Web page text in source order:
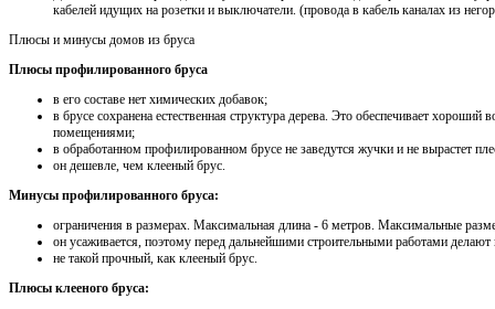
кабелей идущих на розетки и выключатели. (провода в кабель каналах из
Плюсы и минусы домов из бруса
Плюсы профилированного бруса
в его составе нет химических добавок;
в брусе сохранена естественная структура дерева. Это обеспечивает
помещениями;
в обработанном профилированном брусе не заведутся жучки и не вырастет
он дешевле, чем клееный брус.
Минусы профилированного бруса:
ограничения в размерах. Максимальная длина - 6 метров. Максимальные
он усаживается, поэтому перед дальнейшими строительными работами делают
не такой прочный, как клееный брус.
Плюсы клееного бруса: